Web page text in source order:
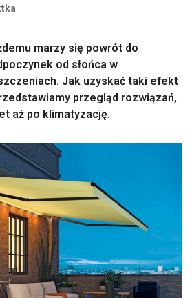
marzy się powrót do
od słońca w
Jak uzyskać taki efekt
przegląd rozwiązań,
aż po klimatyzację.